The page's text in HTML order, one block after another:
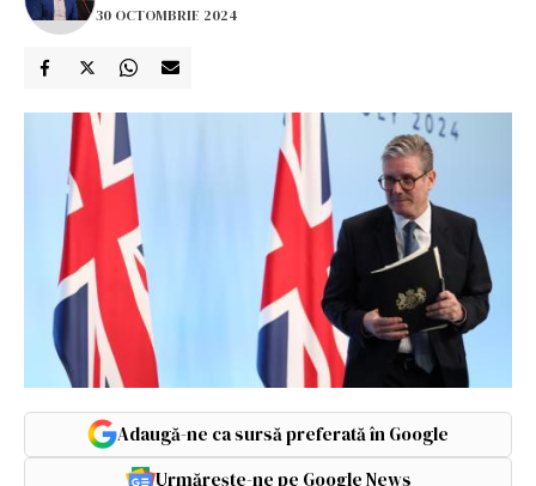
30 OCTOMBRIE 2024
Adaugă-ne ca sursă preferată în Google
Urmărește-ne pe Google News